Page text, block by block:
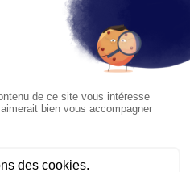
de Pontmain
retrouvés en janvier 2019
Pontmain pour prier le